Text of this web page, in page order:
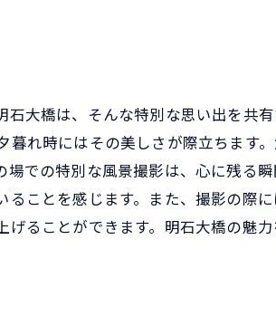
大橋は、そんな特別な思い出を共
れ時にはその美しさが際立ちます
での特別な風景撮影は、心に残る
ことを感じます。また、撮影の際
ることができます。明石大橋の魅